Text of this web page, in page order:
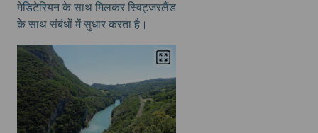
मेडिटेरियन के साथ मिलकर स्विट्जरलैंड
के साथ संबंधों में सुधार करता है।